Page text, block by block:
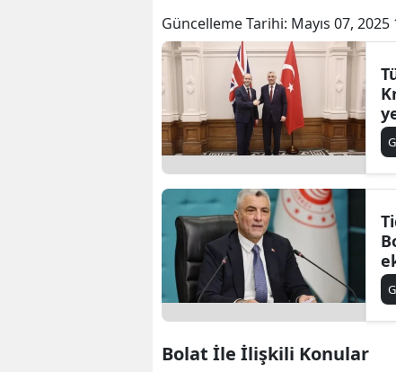
Güncelleme Tarihi: Mayıs 07, 2025
Bolat İle İlişkili Konular